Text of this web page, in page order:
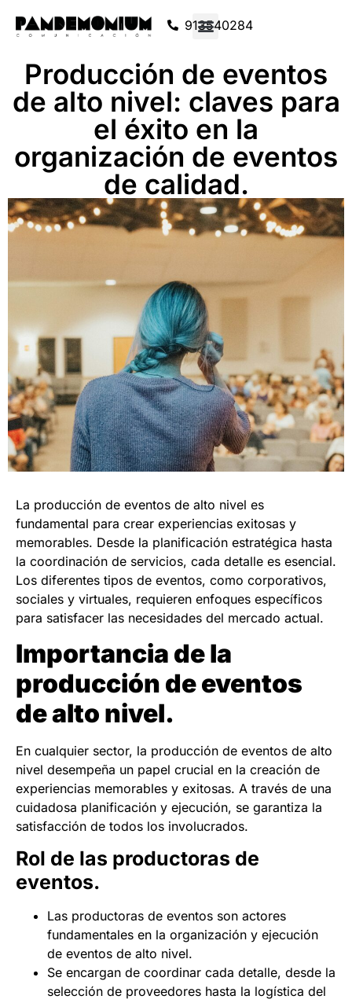
913540284
Producción de eventos
de alto nivel: claves para
el éxito en la
organización de eventos
de calidad.
La producción de eventos de alto nivel es
fundamental para crear experiencias exitosas y
memorables. Desde la planificación estratégica hasta
la coordinación de servicios, cada detalle es esencial.
Los diferentes tipos de eventos, como corporativos,
sociales y virtuales, requieren enfoques específicos
para satisfacer las necesidades del mercado actual.
Importancia de la
producción de eventos
de alto nivel.
En cualquier sector, la producción de eventos de alto
nivel desempeña un papel crucial en la creación de
experiencias memorables y exitosas. A través de una
cuidadosa planificación y ejecución, se garantiza la
satisfacción de todos los involucrados.
Rol de las productoras de
eventos.
Las productoras de eventos son actores
fundamentales en la organización y ejecución
de eventos de alto nivel.
Se encargan de coordinar cada detalle, desde la
selección de proveedores hasta la logística del